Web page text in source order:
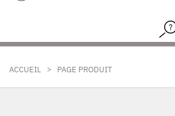
ACCUEIL > PAGE PRODUIT